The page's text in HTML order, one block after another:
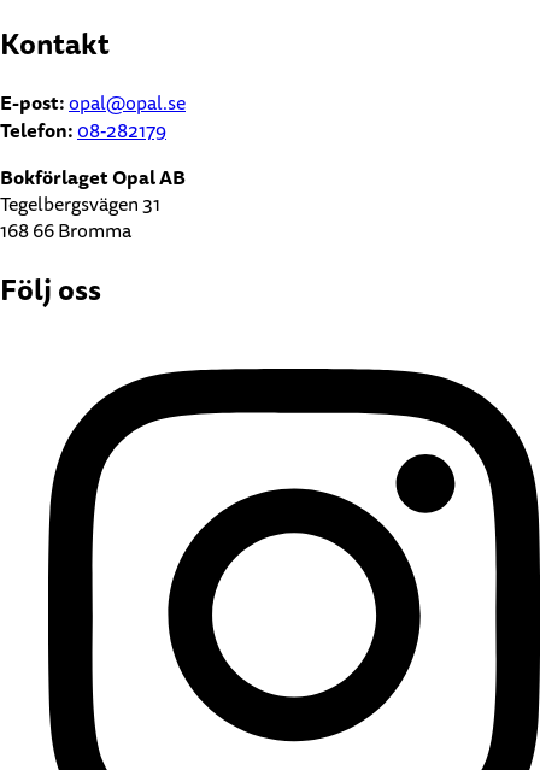
Kontakt
E-post:opal@opal.se
Telefon:08-282179
Bokförlaget Opal AB
Tegelbergsvägen 31
168 66 Bromma
Följ oss